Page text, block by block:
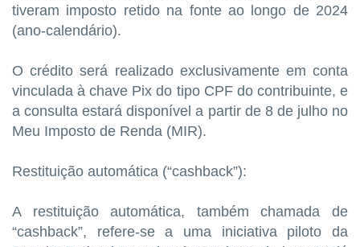
tiveram imposto retido na fonte ao longo de 2024
(ano-calendário).
O crédito será realizado exclusivamente em conta
vinculada à chave Pix do tipo CPF do contribuinte, e
a consulta estará disponível a partir de 8 de julho no
Meu Imposto de Renda (MIR).
Restituição automática (“cashback”):
A restituição automática, também chamada de
“cashback”, refere-se a uma iniciativa piloto da